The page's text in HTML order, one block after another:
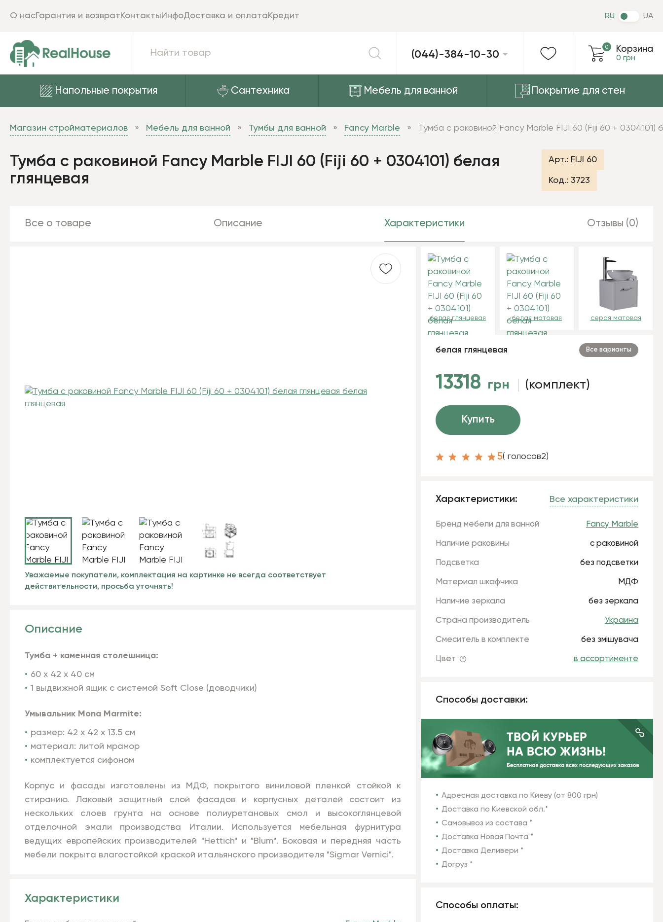
(044)-384-10-30
Корзина
0 грн
0
RU UA
Напольные покрытия Сантехника Мебель для ванной Покрытие для стен
О насГарантия и возвратКонтактыИнфоДоставка и оплатаКредит
Магазин стройматериалов Мебель для ванной Тумбы для ванной Fancy Marble Тумба с раковиной Fancy Marble FIJI 60 (Fiji 60 + 0304101)
Тумба с раковиной Fancy Marble FIJI 60 (Fiji 60 + 0304101) белая
глянцевая
Арт.: FIJI 60
Код.:3723
Все о товаре Описание Характеристики Отзывы (0)
Уважаемые покупатели, комплектация на картинке не всегда соответствует
действительности, просьба уточнять!
белая глянцевая белая матовая серая матовая
белая глянцевая Все варианты
13318 грн (комплект)
Купить
5( голосов2)
Характеристики: Все характеристики
Бренд мебели для ванной Fancy Marble
Наличие раковины с раковиной
Подсветка без подсветки
Материал шкафчика МДФ
Наличие зеркала без зеркала
Страна производитель Украина
Смеситель в комплекте без змішувача
Цвет в ассортименте
Способы доставки:
Адресная доставка по Киеву (от 800 грн)
Доставка по Киевской обл.*
Самовывоз из состава *
Доставка Новая Почта *
Доставка Деливери *
Догруз *
Способы оплаты:
Описание
Тумба + каменная столешница:
60 х 42 х 40 см
1 выдвижной ящик с системой Soft Close (доводчики)
Умывальник Mona Marmite:
размер: 42 х 42 х 13.5 см
материал: литой мрамор
комплектуется сифоном
Корпус и фасады изготовлены из МДФ, покрытого виниловой пленкой стойкой к
cтиранию. Лаковый защитный слой фасадов и корпусных деталей состоит из
нескольких слоев грунта на основе полиуретановых смол и высокоглянцевой
отделочной эмали производства Италии. Используется мебельная фурнитура
ведущих европейских производителей "Hettich" и "Blum". Боковая и передняя часть
мебели покрыта влагостойкой краской итальянского производителя "Sigmar Vernici".
Характеристики